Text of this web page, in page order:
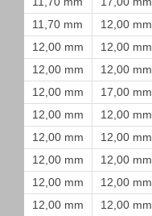
11,70 mm
12,00 mm
12,00 mm
12,00 mm
12,00 mm
12,00 mm
12,00 mm
17,00 mm
12,00 mm
12,00 mm
12,00 mm
12,00 mm
12,00 mm
12,00 mm
12,00 mm
12,00 mm
12,00 mm
12,00 mm